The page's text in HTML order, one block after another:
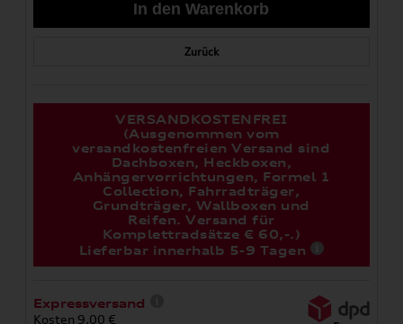
Zurück
VERSANDKOSTENFREI
(Ausgenommen vom
versandkostenfreien Versand sind
Dachboxen, Heckboxen,
Anhängervorrichtungen, Formel 1
Collection, Fahrradträger,
Grundträger, Wallboxen und
Reifen. Versand für
Komplettradsätze € 60,-.)
Lieferbar innerhalb 5-9 Tagen
Expressversand
Kosten 9,00 €